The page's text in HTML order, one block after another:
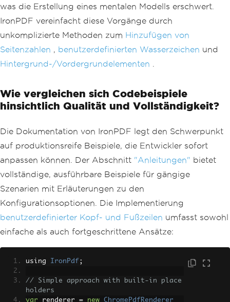
rs/footers (requires understanding eve
nt system)
mentEvent.END_PAGE , new
HeaderFooterEv
entHandler());
Paragraph title = new
Paragrap
( "Document Title")
.SetFont (font)
. SetTextAlignment(TextAlig
        document
.Add(title );
// Multiple steps required for
basic formatting
for
(int i = 0 ; i < 5
para
Parag
raph ($ "Section {i + 1} content goes he
re.")
.SetFontSize(12)
            document
. Add ( para
);
was die Erstellung eines mentalen Modells erschwert.
IronPDF vereinfacht diese Vorgänge durch
unkomplizierte Methoden zum Hinzufügen von
Seitenzahlen , benutzerdefinierten Wasserzeichen und
Hintergrund-/Vordergrundelementen
Wie vergleichen sich Codebeispiele
hinsichtlich Qualität und Vollständigkeit?
Die Dokumentation von IronPDF legt den Schwerpunkt
auf produktionsreife Beispiele, die Entwickler sofort
anpassen können. Der Abschnitt "Anleitungen" bietet
vollständige, ausführbare Beispiele für gängige
Szenarien mit Erläuterungen zu den
Konfigurationsoptionen. Die Implementierung
benutzerdefinierter Kopf- und Fußzeilen umfasst sowohl
einfache als auch fortgeschrittene Ansätze:
using IronPdf ;
// Simple approach with built-in place
holders
var renderer = new
ChromePdfRenderer